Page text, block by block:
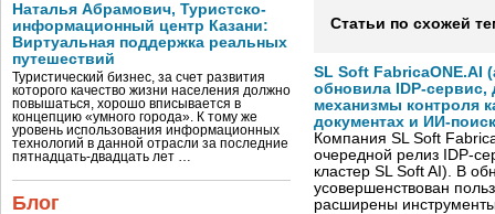
Наталья Абрамович, Туристско-
информационный центр Казани:
Виртуальная поддержка реальных
путешествий
Туристический бизнес, за счет развития
которого качество жизни населения должно
повышаться, хорошо вписывается в
концепцию «умного города». К тому же
уровень использования информационных
технологий в данной отрасли за последние
пятнадцать-двадцать лет …
Блог
Статьи по схожей
SL Soft FabricaONE.AI
обновила IDP-
механизмы контроля
документах и ИИ-поиск
Компания SL Soft
очередной релиз IDP-
кластер SL Soft AI). В
усовершенствован
расширены